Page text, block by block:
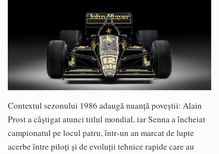
Contextul sezonului 1986 adaugă nuanță poveștii: Alain
Prost a câștigat atunci titlul mondial, iar Senna a încheiat
campionatul pe locul patru, într‑un an marcat de lupte
acerbe între piloți și de evoluții tehnice rapide care au